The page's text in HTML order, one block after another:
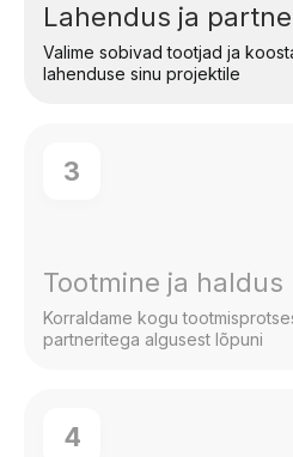
Lahendus ja
Valime sobivad tootjad ja
lahenduse sinu projektile
3
Tootmine ja haldus
Korraldame kogu
partneritega algusest lõpuni
4